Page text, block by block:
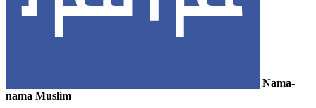
Nama-
nama Muslim